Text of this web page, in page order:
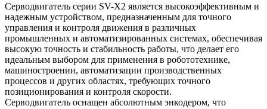
Серводвигатель серии SV-X2 является высокоэффективным и
надежным устройством, предназначенным для точного
управления и контроля движения в различных
промышленных и автоматизированных системах, обеспечивая
высокую точность и стабильность работы, что делает его
идеальным выбором для применения в робототехнике,
машиностроении, автоматизации производственных
процессов и других областях, требующих точного
позиционирования и контроля скорости.
Серводвигатель оснащен абсолютным энкодером, что